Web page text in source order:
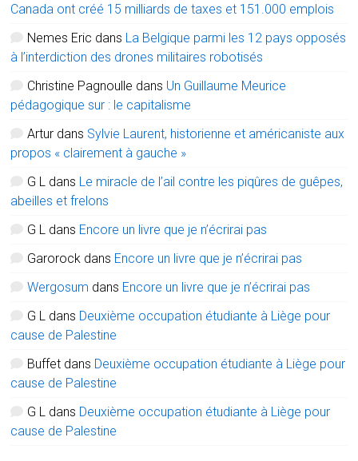
Canada ont créé 15 milliards de taxes et 151.000 emplois
Nemes Eric dans La Belgique parmi les 12 pays opposés
à l’interdiction des drones militaires robotisés
Christine Pagnoulle dans Un Guillaume Meurice
pédagogique sur : le capitalisme
Artur dans Sylvie Laurent, historienne et américaniste aux
propos « clairement à gauche »
G L dans Le miracle de l’ail contre les piqûres de guêpes,
abeilles et frelons
G L dans Encore un livre que je n’écrirai pas
Garorock dans Encore un livre que je n’écrirai pas
Wergosum dans Encore un livre que je n’écrirai pas
G L dans Deuxième occupation étudiante à Liège pour
cause de Palestine
Buffet dans Deuxième occupation étudiante à Liège pour
cause de Palestine
G L dans Deuxième occupation étudiante à Liège pour
cause de Palestine